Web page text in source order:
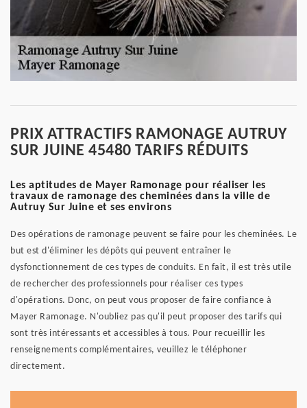
PRIX ATTRACTIFS RAMONAGE AUTRUY
SUR JUINE 45480 TARIFS RÉDUITS
Les aptitudes de Mayer Ramonage pour réaliser les
travaux de ramonage des cheminées dans la ville de
Autruy Sur Juine et ses environs
Des opérations de ramonage peuvent se faire pour les cheminées. Le
but est d'éliminer les dépôts qui peuvent entraîner le
dysfonctionnement de ces types de conduits. En fait, il est très utile
de rechercher des professionnels pour réaliser ces types
d'opérations. Donc, on peut vous proposer de faire confiance à
Mayer Ramonage. N'oubliez pas qu'il peut proposer des tarifs qui
sont très intéressants et accessibles à tous. Pour recueillir les
renseignements complémentaires, veuillez le téléphoner
directement.